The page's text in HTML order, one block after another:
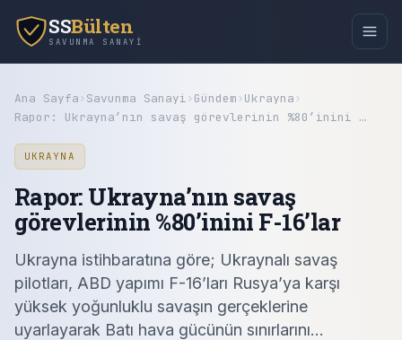
SSBülten
SAVUNMA SANAYI
Ana Sayfa› Savunma Sanayi› Gündem› Ukrayna›
Rapor: Ukrayna’nın savaş görevlerinin %80’inini …
UKRAYNA
Rapor: Ukrayna’nın savaş
görevlerinin %80’inini F-16’lar
Ukrayna istihbaratına göre; Ukraynalı savaş
pilotları, ABD yapımı F-16’ları Rusya’ya karşı
yüksek yoğunluklu savaşın gerçeklerine
uyarlayarak Batı hava gücünün sınırlarını…